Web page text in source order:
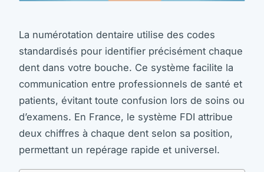
La numérotation dentaire utilise des codes
standardisés pour identifier précisément chaque
dent dans votre bouche. Ce système facilite la
communication entre professionnels de santé et
patients, évitant toute confusion lors de soins ou
d’examens. En France, le système FDI attribue
deux chiffres à chaque dent selon sa position,
permettant un repérage rapide et universel.